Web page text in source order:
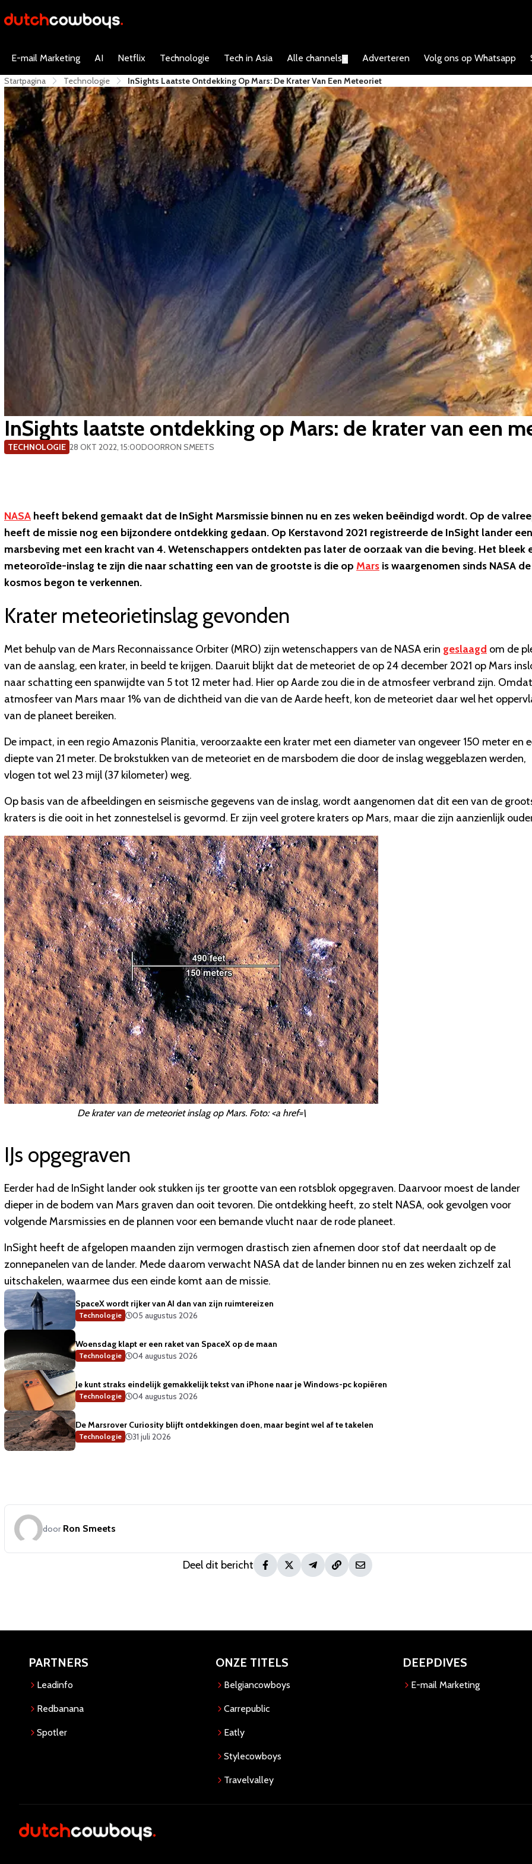
E-mail Marketing AI Netflix Technologie Tech in Asia Alle channels Adverteren Volg ons op Whatsapp
Startpagina Technologie InSights Laatste Ontdekking Op Mars: De Krater Van Een Meteoriet
InSights laatste ontdekking op Mars: de krater van een
TECHNOLOGIE 28 OKT 2022, 15:00DOORRON SMEETS
NASA heeft bekend gemaakt dat de InSight Marsmissie binnen nu en zes weken beëindigd wordt. Op de
heeft de missie nog een bijzondere ontdekking gedaan. Op Kerstavond 2021 registreerde de InSight lander een
marsbeving met een kracht van 4. Wetenschappers ontdekten pas later de oorzaak van die beving. Het bleek
meteoroïde-inslag te zijn die naar schatting een van de grootste is die op Mars is waargenomen sinds NASA de
kosmos begon te verkennen.
Krater meteorietinslag gevonden
Met behulp van de Mars Reconnaissance Orbiter (MRO) zijn wetenschappers van de NASA erin geslaagd om de
van de aanslag, een krater, in beeld te krijgen. Daaruit blijkt dat de meteoriet de op 24 december 2021 op Mars
naar schatting een spanwijdte van 5 tot 12 meter had. Hier op Aarde zou die in de atmosfeer verbrand zijn.
atmosfeer van Mars maar 1% van de dichtheid van die van de Aarde heeft, kon de meteoriet daar wel het
van de planeet bereiken.
De impact, in een regio Amazonis Planitia, veroorzaakte een krater met een diameter van ongeveer 150 meter en
diepte van 21 meter. De brokstukken van de meteoriet en de marsbodem die door de inslag weggeblazen werden,
vlogen tot wel 23 mijl (37 kilometer) weg.
Op basis van de afbeeldingen en seismische gegevens van de inslag, wordt aangenomen dat dit een van de
kraters is die ooit in het zonnestelsel is gevormd. Er zijn veel grotere kraters op Mars, maar die zijn aanzienlijk
De krater van de meteoriet inslag op Mars. Foto: <a href=\
IJs opgegraven
Eerder had de InSight lander ook stukken ijs ter grootte van een rotsblok opgegraven. Daarvoor moest de lander
dieper in de bodem van Mars graven dan ooit tevoren. Die ontdekking heeft, zo stelt NASA, ook gevolgen voor
volgende Marsmissies en de plannen voor een bemande vlucht naar de rode planeet.
InSight heeft de afgelopen maanden zijn vermogen drastisch zien afnemen door stof dat neerdaalt op de
zonnepanelen van de lander. Mede daarom verwacht NASA dat de lander binnen nu en zes weken zichzelf zal
uitschakelen, waarmee dus een einde komt aan de missie.
SpaceX wordt rijker van AI dan van zijn ruimtereizen
Technologie 05 augustus 2026
Woensdag klapt er een raket van SpaceX op de maan
Technologie 04 augustus 2026
Je kunt straks eindelijk gemakkelijk tekst van iPhone naar je Windows-pc kopiëren
Technologie 04 augustus 2026
De Marsrover Curiosity blijft ontdekkingen doen, maar begint wel af te takelen
Technologie 31 juli 2026
door Ron Smeets
Deel dit bericht
PARTNERS
Leadinfo
Redbanana
Spotler
ONZE TITELS
Belgiancowboys
Carrepublic
Eatly
Stylecowboys
Travelvalley
DEEPDIVES
E-mail Marketing